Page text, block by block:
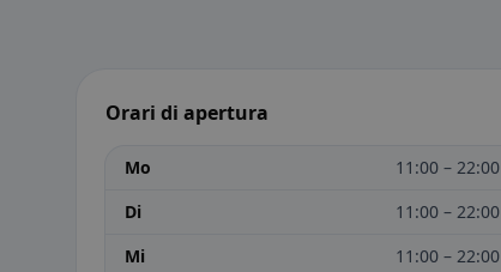
Orari di apertura
Mo
11:00 – 22:00
Di
11:00 – 22:00
Mi
11:00 – 22:00